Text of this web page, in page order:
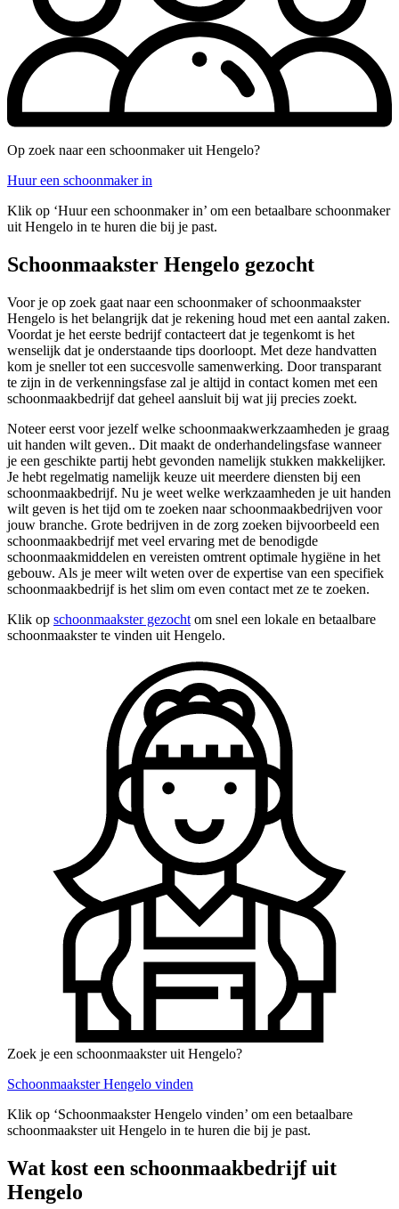
Op zoek naar een schoonmaker uit Hengelo?
Huur een schoonmaker in
Klik op ‘Huur een schoonmaker in’ om een betaalbare schoonmaker
uit Hengelo in te huren die bij je past.
Schoonmaakster Hengelo gezocht
Voor je op zoek gaat naar een schoonmaker of schoonmaakster
Hengelo is het belangrijk dat je rekening houd met een aantal zaken.
Voordat je het eerste bedrijf contacteert dat je tegenkomt is het
wenselijk dat je onderstaande tips doorloopt. Met deze handvatten
kom je sneller tot een succesvolle samenwerking. Door transparant
te zijn in de verkenningsfase zal je altijd in contact komen met een
schoonmaakbedrijf dat geheel aansluit bij wat jij precies zoekt.
Noteer eerst voor jezelf welke schoonmaakwerkzaamheden je graag
uit handen wilt geven.. Dit maakt de onderhandelingsfase wanneer
je een geschikte partij hebt gevonden namelijk stukken makkelijker.
Je hebt regelmatig namelijk keuze uit meerdere diensten bij een
schoonmaakbedrijf. Nu je weet welke werkzaamheden je uit handen
wilt geven is het tijd om te zoeken naar schoonmaakbedrijven voor
jouw branche. Grote bedrijven in de zorg zoeken bijvoorbeeld een
schoonmaakbedrijf met veel ervaring met de benodigde
schoonmaakmiddelen en vereisten omtrent optimale hygiëne in het
gebouw. Als je meer wilt weten over de expertise van een specifiek
schoonmaakbedrijf is het slim om even contact met ze te zoeken.
Klik op schoonmaakster gezocht om snel een lokale en betaalbare
schoonmaakster te vinden uit Hengelo.
Zoek je een schoonmaakster uit Hengelo?
Schoonmaakster Hengelo vinden
Klik op ‘Schoonmaakster Hengelo vinden’ om een betaalbare
schoonmaakster uit Hengelo in te huren die bij je past.
Wat kost een schoonmaakbedrijf uit
Hengelo